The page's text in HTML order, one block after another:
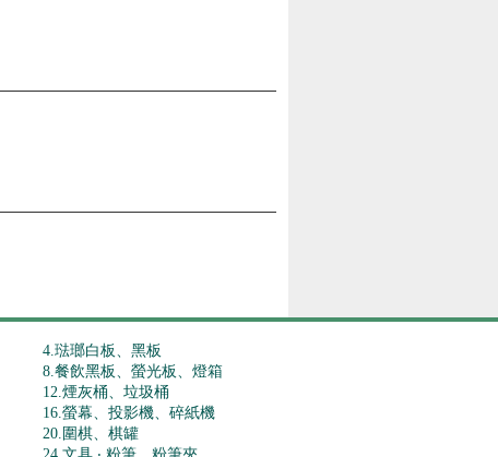
4.琺瑯白板、黑板
8.餐飲黑板、螢光板、燈箱
12.煙灰桶、垃圾桶
16.螢幕、投影機、碎紙機
20.圍棋、棋罐